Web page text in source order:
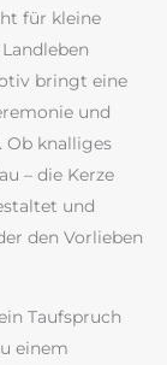
für kleine
bringt eine
und
Ob knalliges
– die Kerze
und
den Vorlieben
Taufspruch
einem